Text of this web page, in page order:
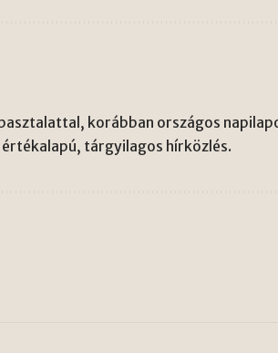
korábban országos
tárgyilagos hírközlés.